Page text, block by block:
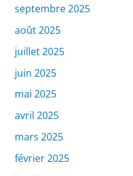
septembre 2025
août 2025
juillet 2025
juin 2025
mai 2025
avril 2025
mars 2025
février 2025